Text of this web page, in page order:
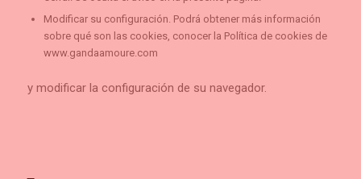
Modificar su configuración. Podrá obtener más información
sobre qué son las cookies, conocer la Política de cookies de
www.gandaamoure.com
y modificar la configuración de su navegador.